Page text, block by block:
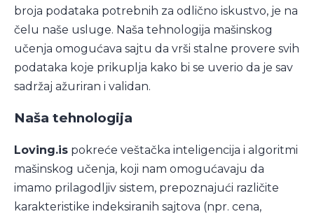
broja podataka potrebnih za odlično iskustvo, je na
čelu naše usluge. Naša tehnologija mašinskog
učenja omogućava sajtu da vrši stalne provere svih
podataka koje prikuplja kako bi se uverio da je sav
sadržaj ažuriran i validan.
Naša tehnologija
Loving.is pokreće veštačka inteligencija i algoritmi
mašinskog učenja, koji nam omogućavaju da
imamo prilagodljiv sistem, prepoznajući različite
karakteristike indeksiranih sajtova (npr. cena,